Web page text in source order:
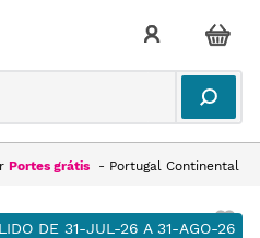
Portes grátis - Portugal Continental
DE 31-JUL-26 A 31-AGO-26